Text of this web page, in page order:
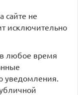
сайте не
исключительно
в любое время
уведомления.